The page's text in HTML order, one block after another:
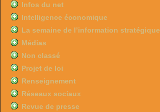
Infos du net
Intelligence économique
La semaine de l’information stratégique
Médias
Non classé
Projet de loi
Renseignement
Réseaux sociaux
Revue de presse